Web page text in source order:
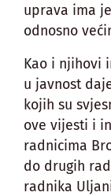
uprava ima
odnosno
Kao i njihovi
u javnost
kojih su
ove vijesti i
radnicima
do drugih
radnika